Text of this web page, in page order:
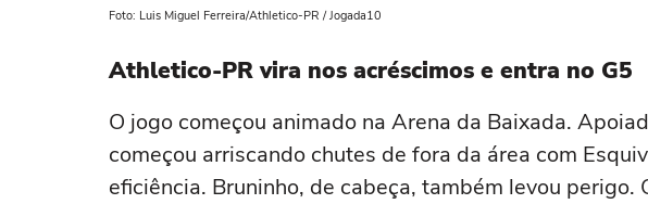
Foto: Luis Miguel Ferreira/Athletico-PR / Jogada10
Athletico-PR vira nos acréscimos e entra no G5
O jogo começou animado na Arena da Baixada.
começou arriscando chutes de fora da área com
eficiência. Bruninho, de cabeça, também levou perigo.